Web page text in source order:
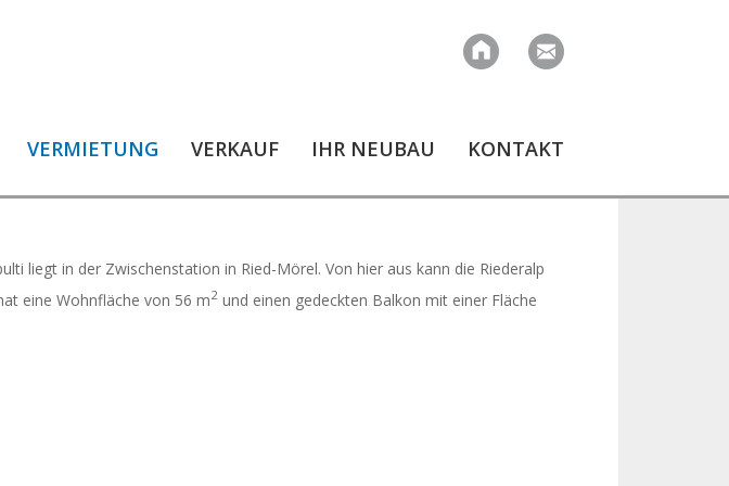
VERMIETUNG VERKAUF IHR NEUBAU KONTAKT
liegt in der Zwischenstation in Ried-Mörel. Von hier aus kann die Riederalp
eine Wohnfläche von 56 m2 und einen gedeckten Balkon mit einer Fläche